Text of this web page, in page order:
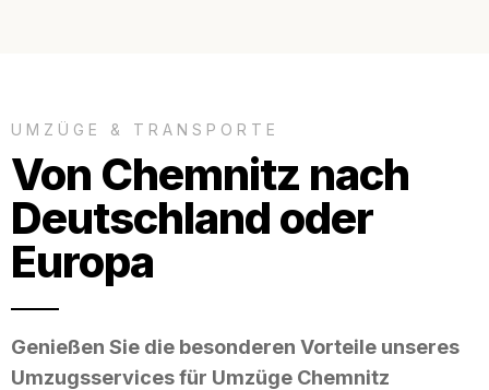
UMZÜGE & TRANSPORTE
Von Chemnitz nach
Deutschland oder
Europa
Genießen Sie die besonderen Vorteile unseres
Umzugsservices für Umzüge Chemnitz